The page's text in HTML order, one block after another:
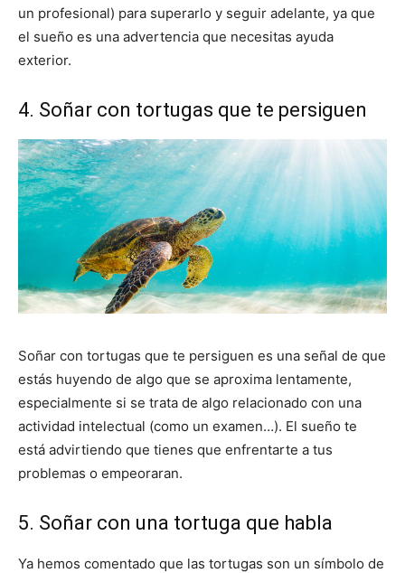
un profesional) para superarlo y seguir adelante, ya que
el sueño es una advertencia que necesitas ayuda
exterior.
4. Soñar con tortugas que te persiguen
Soñar con tortugas que te persiguen es una señal de que
estás huyendo de algo que se aproxima lentamente,
especialmente si se trata de algo relacionado con una
actividad intelectual (como un examen…). El sueño te
está advirtiendo que tienes que enfrentarte a tus
problemas o empeoraran.
5. Soñar con una tortuga que habla
Ya hemos comentado que las tortugas son un símbolo de